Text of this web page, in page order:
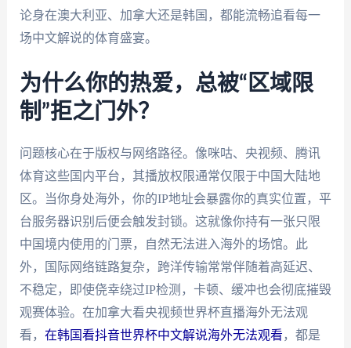
论身在澳大利亚、加拿大还是韩国，都能流畅追看每一
场中文解说的体育盛宴。
为什么你的热爱，总被“区域限
制”拒之门外？
问题核心在于版权与网络路径。像咪咕、央视频、腾讯
体育这些国内平台，其播放权限通常仅限于中国大陆地
区。当你身处海外，你的IP地址会暴露你的真实位置，平
台服务器识别后便会触发封锁。这就像你持有一张只限
中国境内使用的门票，自然无法进入海外的场馆。此
外，国际网络链路复杂，跨洋传输常常伴随着高延迟、
不稳定，即使侥幸绕过IP检测，卡顿、缓冲也会彻底摧毁
观赛体验。在加拿大看央视频世界杯直播海外无法观
看， 在韩国看抖音世界杯中文解说海外无法观看 ，都是